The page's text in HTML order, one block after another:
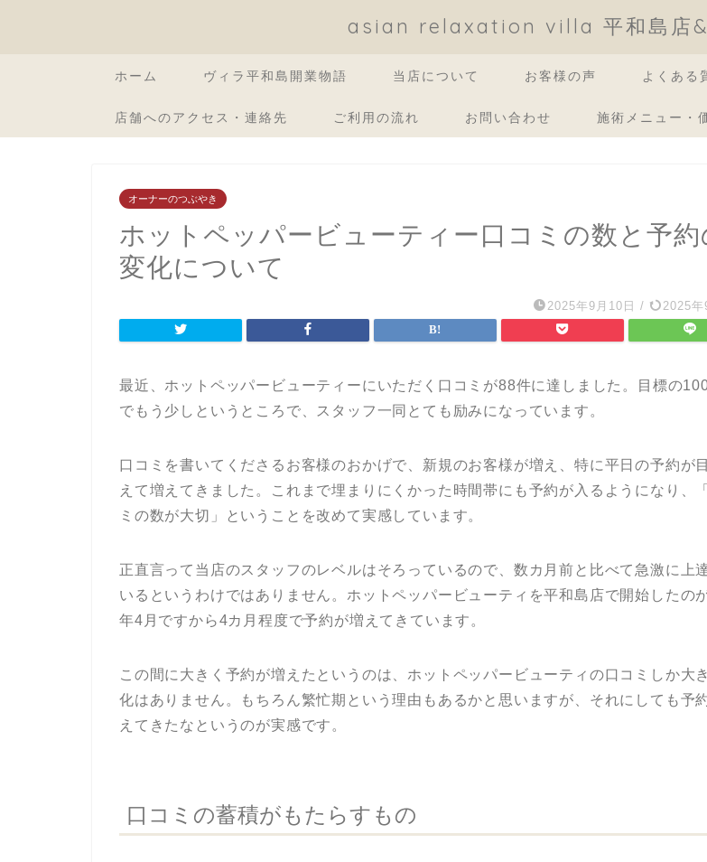
asian relaxation villa 平和島店&
ホーム ヴィラ平和島開業物語 当店について お客様の声 よくある
店舗へのアクセス・連絡先 ご利用の流れ お問い合わせ 施術メニュー・
オーナーのつぶやき
ホットペッパービューティー口コミの数と予約
変化について
2025年9月10日 / 2025年
最近、ホットペッパービューティーにいただく口コミが88件に達しました。目標の
でもう少しというところで、スタッフ一同とても励みになっています。
口コミを書いてくださるお客様のおかげで、新規のお客様が増え、特に平日の予約が
えて増えてきました。これまで埋まりにくかった時間帯にも予約が入るようになり、
ミの数が大切」ということを改めて実感しています。
正直言って当店のスタッフのレベルはそろっているので、数カ月前と比べて急激に上
いるというわけではありません。ホットペッパービューティを平和島店で開始したの
年4月ですから4カ月程度で予約が増えてきています。
この間に大きく予約が増えたというのは、ホットペッパービューティの口コミしか大
化はありません。もちろん繁忙期という理由もあるかと思いますが、それにしても予
えてきたなというのが実感です。
口コミの蓄積がもたらすもの